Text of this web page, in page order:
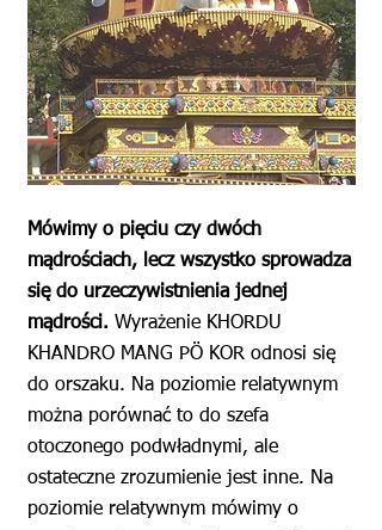
Mówimy o pięciu czy dwóch
mądrościach, lecz wszystko sprowadza
się do urzeczywistnienia jednej
mądrości. Wyrażenie KHORDU
KHANDRO MANG PÖ KOR odnosi się
do orszaku. Na poziomie relatywnym
można porównać to do szefa
otoczonego podwładnymi, ale
ostateczne zrozumienie jest inne. Na
poziomie relatywnym mówimy o